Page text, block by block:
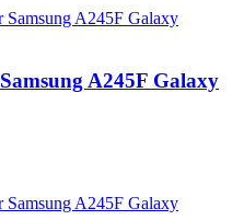
A245F Galaxy